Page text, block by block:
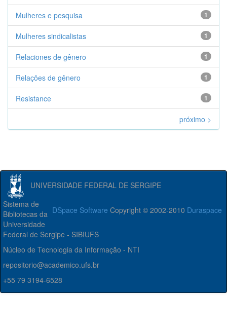
1
Mulheres e pesquisa
1
Mulheres sindicalistas
1
Relaciones de gênero
1
Relações de gênero
1
Resistance
próximo >
UNIVERSIDADE FEDERAL DE SERGIPE
DSpace Software Copyright © 2002-2010 Duraspace
Sistema de
Bibliotecas da
Universidade
Federal de Sergipe - SIBIUFS
Núcleo de Tecnologia da Informação - NTI
repositorio@academico.ufs.br
+55 79 3194-6528